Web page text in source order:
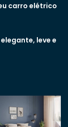
carro elétrico
leve e